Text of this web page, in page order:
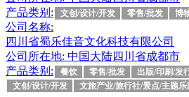
产品类别:
文创/设计/开发 零售/批发 博
公司名称:
四川省蜀乐佳音文化科技有限公司
公司所在地: 中国大陆四川省成都市
产品类别:
餐饮 零售/批发 出版/印刷/发
文创/设计/开发
文旅产业/旅行社/景点/主题乐